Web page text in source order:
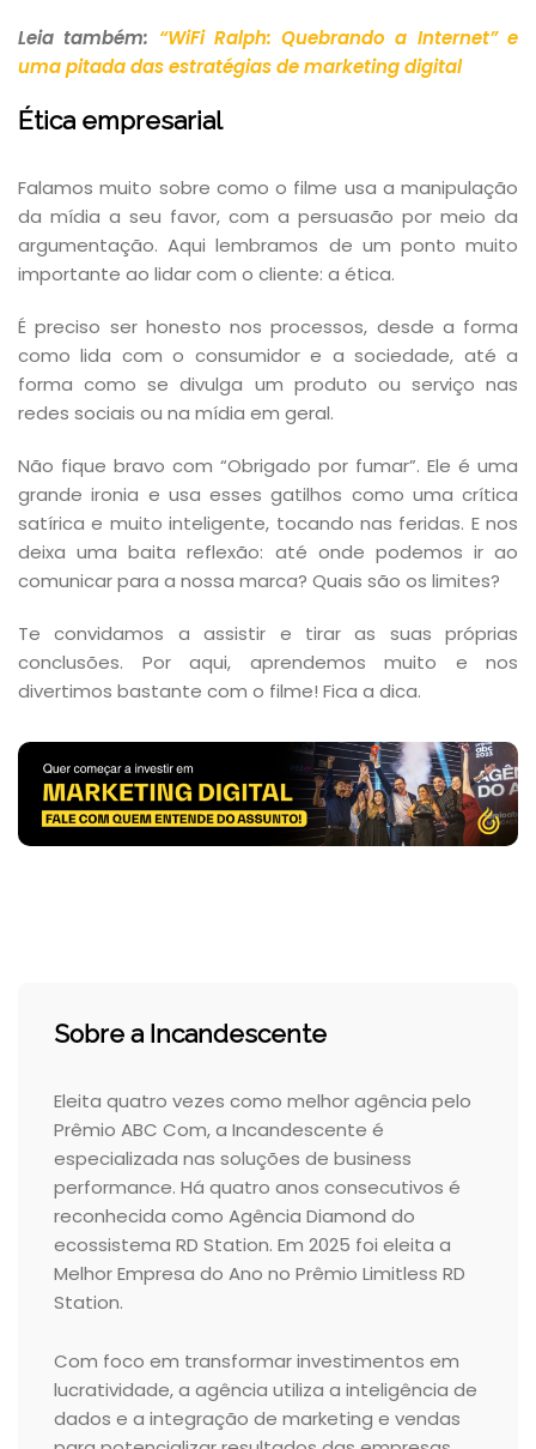
Leia também: “WiFi Ralph: Quebrando a Internet” e
uma pitada das estratégias de marketing digital
Ética empresarial
Falamos muito sobre como o filme usa a manipulação
da mídia a seu favor, com a persuasão por meio da
argumentação. Aqui lembramos de um ponto muito
importante ao lidar com o cliente: a ética.
É preciso ser honesto nos processos, desde a forma
como lida com o consumidor e a sociedade, até a
forma como se divulga um produto ou serviço nas
redes sociais ou na mídia em geral.
Não fique bravo com “Obrigado por fumar”. Ele é uma
grande ironia e usa esses gatilhos como uma crítica
satírica e muito inteligente, tocando nas feridas. E nos
deixa uma baita reflexão: até onde podemos ir ao
comunicar para a nossa marca? Quais são os limites?
Te convidamos a assistir e tirar as suas próprias
conclusões. Por aqui, aprendemos muito e nos
divertimos bastante com o filme! Fica a dica.
Sobre a Incandescente
Eleita quatro vezes como melhor agência pelo
Prêmio ABC Com, a Incandescente é
especializada nas soluções de business
performance. Há quatro anos consecutivos é
reconhecida como Agência Diamond do
ecossistema RD Station. Em 2025 foi eleita a
Melhor Empresa do Ano no Prêmio Limitless RD
Station.
Com foco em transformar investimentos em
lucratividade, a agência utiliza a inteligência de
dados e a integração de marketing e vendas